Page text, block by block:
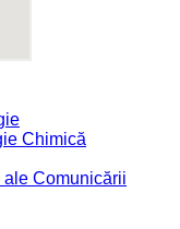
Chimică
ale Comunicării